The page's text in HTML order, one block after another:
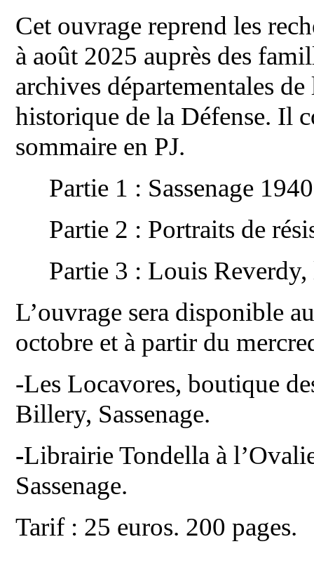
Cet ouvrage reprend les
à août 2025 auprès des
archives départementales
historique de la Défense. Il
sommaire en PJ.
Partie 1 : Sassenage
Partie 2 : Portraits de
Partie 3 : Louis Reverdy,
L’ouvrage sera disponible
octobre et à partir du
-Les Locavores, boutique
Billery, Sassenage.
-Librairie Tondella à
Sassenage.
Tarif : 25 euros. 200 pages.